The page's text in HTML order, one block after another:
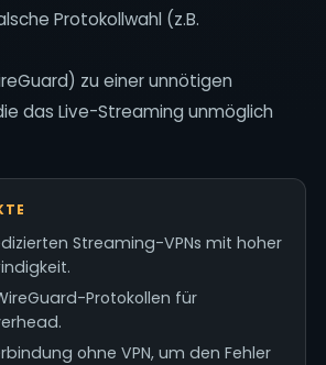
Protokollwahl (z.B.
zu einer unnötigen
das Live-Streaming unmöglich
Streaming-VPNs mit hoher
Protokollen für
ohne VPN, um den Fehler